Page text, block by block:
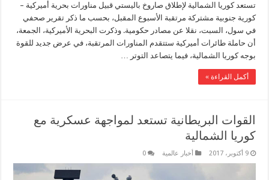
تستعد كوريا الشمالية لإطلاق صاروخ باليستي قبيل مناورات بحرية أميركية –
كورية جنوبية مشتركة مرتقبة الأسبوع المقبل، بحسب ما ذكر تقرير صحفي
في سول، السبت، نقلا عن مصادر حكومية. وذكرت البحرية الأميركية، الجمعة،
أن حاملة طائرات أميركية ستتقدم المناورات المرتقبة، في عرض جديد للقوة
بوجه كوريا الشمالية، فيما يتصاعد التوتر …
أكمل القراءة »
القوات البريطانية تستعد لمواجهة عسكرية مع
كوريا الشمالية
9 أكتوبر، 2017 أخبار عالمية 0